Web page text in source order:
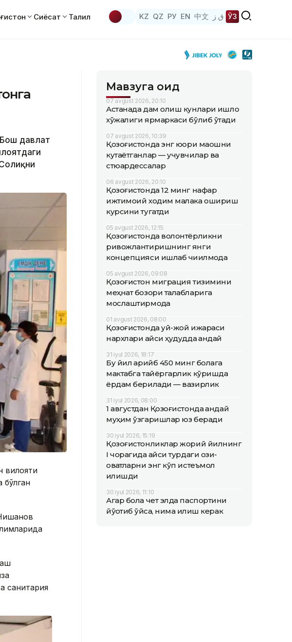
Сиёсат Таҳлил KZ QZ РУ EN 中文 ق ز ЎЗ
Бош давлат
вилояти
бўлган
санитария
Мавзуга оид
07 avgust 2026, 20:10
Астанада дам олиш кунлари қишлоқ
хўжалиги ярмаркаси бўлиб ўтади
07 avgust 2026, 10:39
Қозоғистонда энг юқори маошни
кутаётганлар — учувчилар ва
стюардессалар
06 avgust 2026, 20:10
Қозоғистонда 12 минг нафар
ижтимоий ходим малака ошириш
курсини тугатди
05 avgust 2026, 12:15
Қозоғистонда волонтёрликни
ривожлантиришнинг янги
концепцияси ишлаб чиқилмоқда
05 avgust 2026, 09:08
Қозоғистон миграция тизимини
меҳнат бозори талабларига
мослаштирмоқда
01 avgust 2026, 08:00
Қозоғистонда уй-жой ижараси
нархлари қайси ҳудудда қандай
31 iyul 2026, 18:17
Бу йил қарийб 450 минг болага
мактабга тайёргарлик кўришда
ёрдам берилади — вазирлик
31 iyul 2026, 08:00
1 августдан Қозоғистонда қандай
муҳим ўзгаришлар юз беради
30 iyul 2026, 15:19
Қозоғистонликлар жорий йилнинг
I чорагида қайси турдаги озиқ-
овқатларни энг кўп истеъмол
қилишди
30 iyul 2026, 11:10
Агар бола чет элда паспортини
йўқотиб қўйса, нима қилиш керак